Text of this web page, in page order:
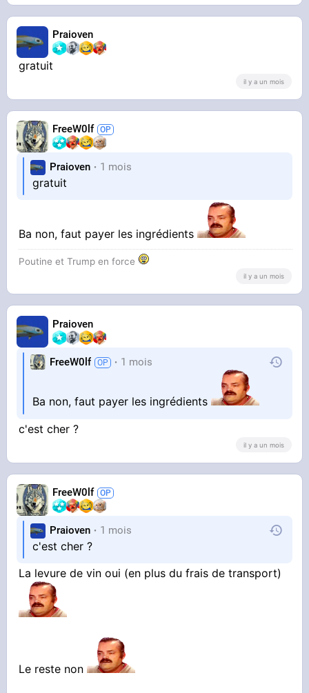
Praioven
gratuit
il y a un mois
FreeW0lf
Praioven 1 mois
gratuit
Ba non, faut payer les ingrédients
Poutine et Trump en force
il y a un mois
Praioven
FreeW0lf 1 mois
Ba non, faut payer les ingrédients
c'est cher ?
il y a un mois
FreeW0lf
Praioven 1 mois
c'est cher ?
La levure de vin oui (en plus du frais de transport)
Le reste non